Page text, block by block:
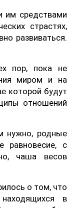
им средствами
страстях,
развиваться.
пор, пока не
миром и на
которой будут
отношений
нужно, родные
равновесие, с
чаша весов
о том, что
в